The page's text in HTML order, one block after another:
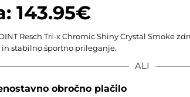
143.95€
Resch Tri-x Chromic Shiny Crystal Smoke
stabilno športno prileganje.
ALI
obročno plačilo